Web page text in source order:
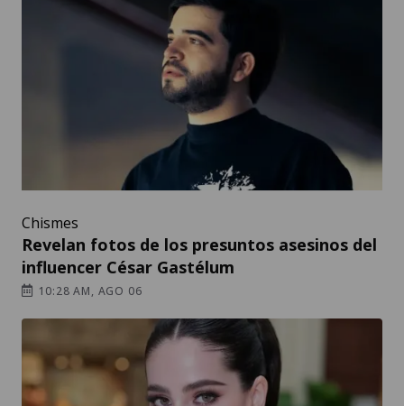
Chismes
Revelan fotos de los presuntos asesinos del
influencer César Gastélum
10:28 AM, AGO 06